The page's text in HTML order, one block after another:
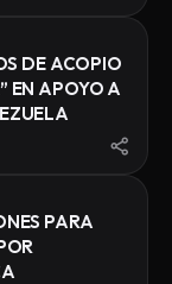
DE ACOPIO
EN APOYO A
PARA